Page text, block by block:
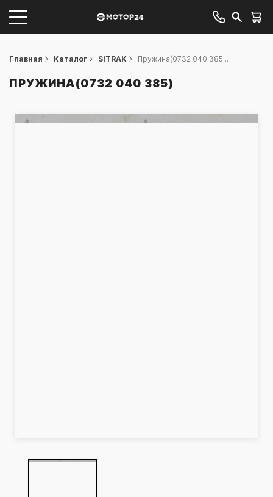
Главная Каталог SITRAK Пружина(0732 040 385...
ПРУЖИНА(0732 040 385)